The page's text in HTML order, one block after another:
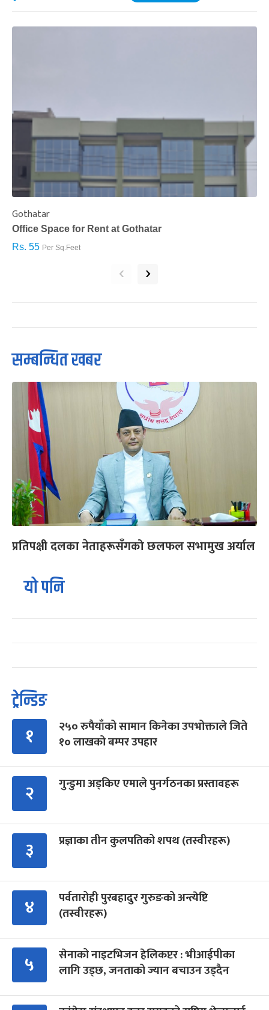
Gothatar
Office Space for Rent at Gothatar
Rs. 55 Per Sq.Feet
‹ ›
सम्बन्धित खबर
प्रतिपक्षी दलका नेताहरूसँगको छलफल सभामुख अर्याल
यो पनि
ट्रेन्डिङ
१
२५० रुपैयाँको सामान किनेका उपभोक्ताले जिते
१० लाखको बम्पर उपहार
२ गुन्डुमा अड्किए एमाले पुनर्गठनका प्रस्तावहरू
३ प्रज्ञाका तीन कुलपतिको शपथ (तस्वीरहरू)
४
पर्वतारोही पुरबहादुर गुरुङको अन्त्येष्टि
(तस्वीरहरू)
५
सेनाको नाइटभिजन हेलिकप्टर : भीआईपीका
लागि उड्छ, जनताको ज्यान बचाउन उड्दैन